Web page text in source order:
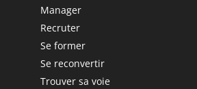
Manager
Recruter
Se former
Se reconvertir
Trouver sa voie